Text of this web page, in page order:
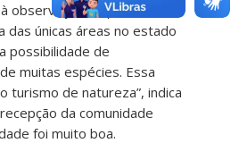
observação de pássaros.
das únicas áreas no estado
possibilidade de
muitas espécies. Essa
turismo de natureza”, indica
da comunidade
foi muito boa.